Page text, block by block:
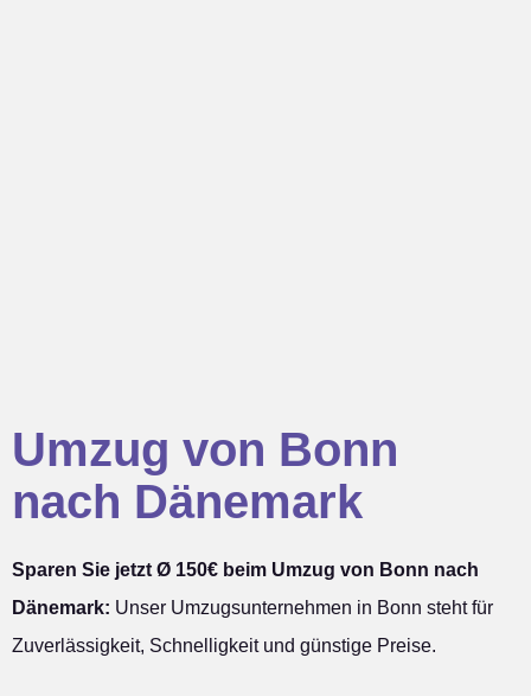
Umzug von Bonn
nach Dänemark
Sparen Sie jetzt Ø 150€ beim Umzug von Bonn nach
Dänemark: Unser Umzugsunternehmen in Bonn steht für
Zuverlässigkeit, Schnelligkeit und günstige Preise.